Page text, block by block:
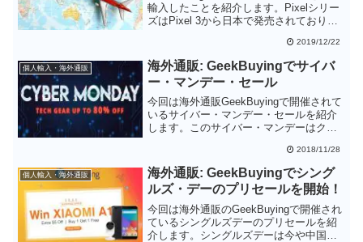
輸入したことを紹介します。Pixelシリー
ズはPixel 3から日本で発売されておりわ
が、ブラックフライデーのセールでPixel
4が200ドルオフになっていたため、あえ
て個人輸入してみました。結果として
Pixel 4の128GBモデルを約85,000円で入
手することができました。
2019/12/22
個人輸入・海外通販
海外通販: GeekBuyingでサイバ
ー・マンデー・セール
今回は海外通販GeekBuyingで開催されて
いるサイバー・マンデー・セールを紹介
します。このサイバー・マンデーはクリ
GeekBuyingはスタートダッシュを掛けよ
うと様々な製品をセール対象としていま
す。ブラックフライデーセールに乗り遅
れた方は、サイバー・マンデー・セール
をチェックしておきましょう。
2018/11/28
個人輸入・海外通販
海外通販: GeekBuyingでシング
ルズ・デーのプリセールを開始！
今回は海外通販のGeekBuyingで開催され
ているシングルズデーのプリセールを紹
介します。シングルズデーは今や中国で